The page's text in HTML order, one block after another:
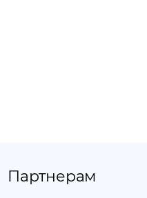
Партнерам